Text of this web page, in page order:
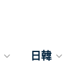
日韓